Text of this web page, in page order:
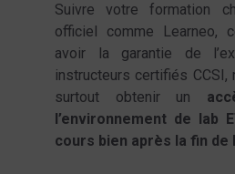
Suivre votre formation
officiel comme Learneo,
avoir la garantie de
instructeurs certifiés
surtout obtenir un
l’environnement de lab
cours bien après la fin de